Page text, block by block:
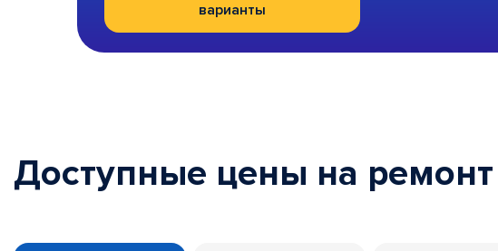
варианты
Доступные цены на ремонт